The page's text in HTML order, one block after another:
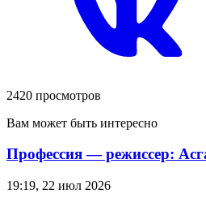
2420 просмотров
Вам может быть интересно
Профессия — режиссер:
19:19, 22 июл 2026